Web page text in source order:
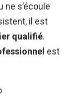
ne s’écoule
il est
qualifié.
est